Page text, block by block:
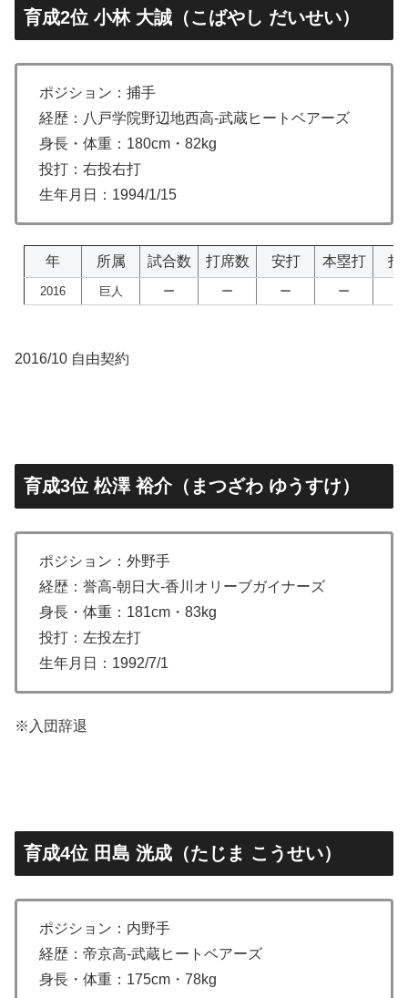
育成2位 小林 大誠（こばやし だいせい）
ポジション：捕手
経歴：八戸学院野辺地西高-武蔵ヒートベアーズ
身長・体重：180cm・82kg
投打：右投右打
生年月日：1994/1/15
年 所属 試合数 打席数 安打 本塁打 打
2016 巨人 ー ー ー ー
2016/10 自由契約
育成3位 松澤 裕介（まつざわ ゆうすけ）
ポジション：外野手
経歴：誉高-朝日大-香川オリーブガイナーズ
身長・体重：181cm・83kg
投打：左投左打
生年月日：1992/7/1
※入団辞退
育成4位 田島 洸成（たじま こうせい）
ポジション：内野手
経歴：帝京高-武蔵ヒートベアーズ
身長・体重：175cm・78kg